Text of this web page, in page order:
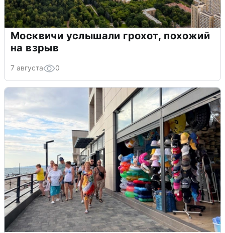
Москвичи услышали грохот, похожий
на взрыв
7 августа 0